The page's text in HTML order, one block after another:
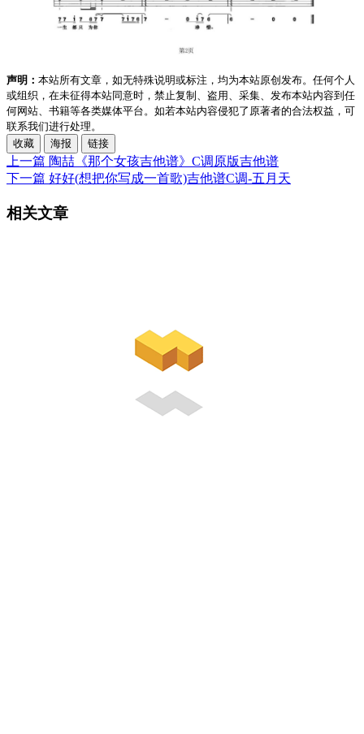
声明： 本站所有文章，如无特殊说明或标注，均为本站原创发布。任何个人
或组织，在未征得本站同意时，禁止复制、盗用、采集、发布本站内容到任
何网站、书籍等各类媒体平台。如若本站内容侵犯了原著者的合法权益，可
联系我们进行处理。
收藏
海报 链接
上一篇 陶喆《那个女孩吉他谱》C调原版吉他谱
下一篇 好好(想把你写成一首歌)吉他谱C调-五月天
相关文章